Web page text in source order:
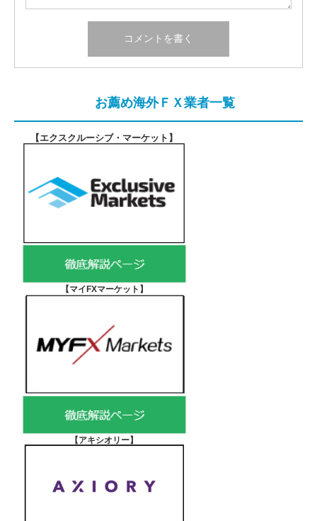
お薦め海外ＦＸ業者一覧
【エクスクルーシブ・マーケット 】
【マイFXマーケット 】
【アキシオリー】